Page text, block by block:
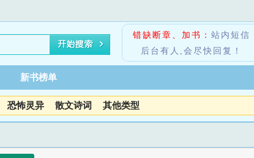
错缺断章、加书： 站内短信
后台有人,会尽快回复！
新书榜单
恐怖灵异 散文诗词 其他类型